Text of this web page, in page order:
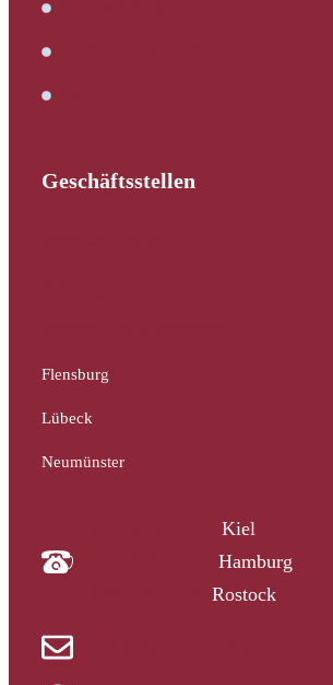
Geschäftsstellen
Flensburg
Lübeck
Neumünster
Kiel
Hamburg
Rostock